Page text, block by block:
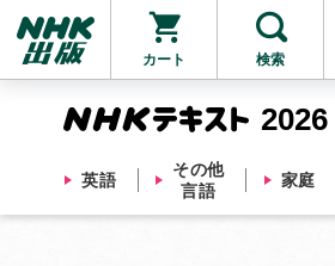
カート 検索
2026
英語
その他
言語
家庭